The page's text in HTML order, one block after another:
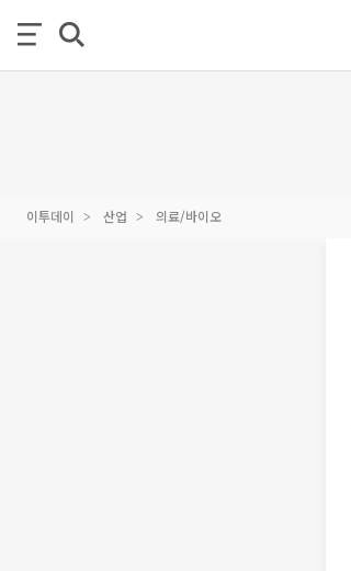
이투데이 산업 의료/바이오